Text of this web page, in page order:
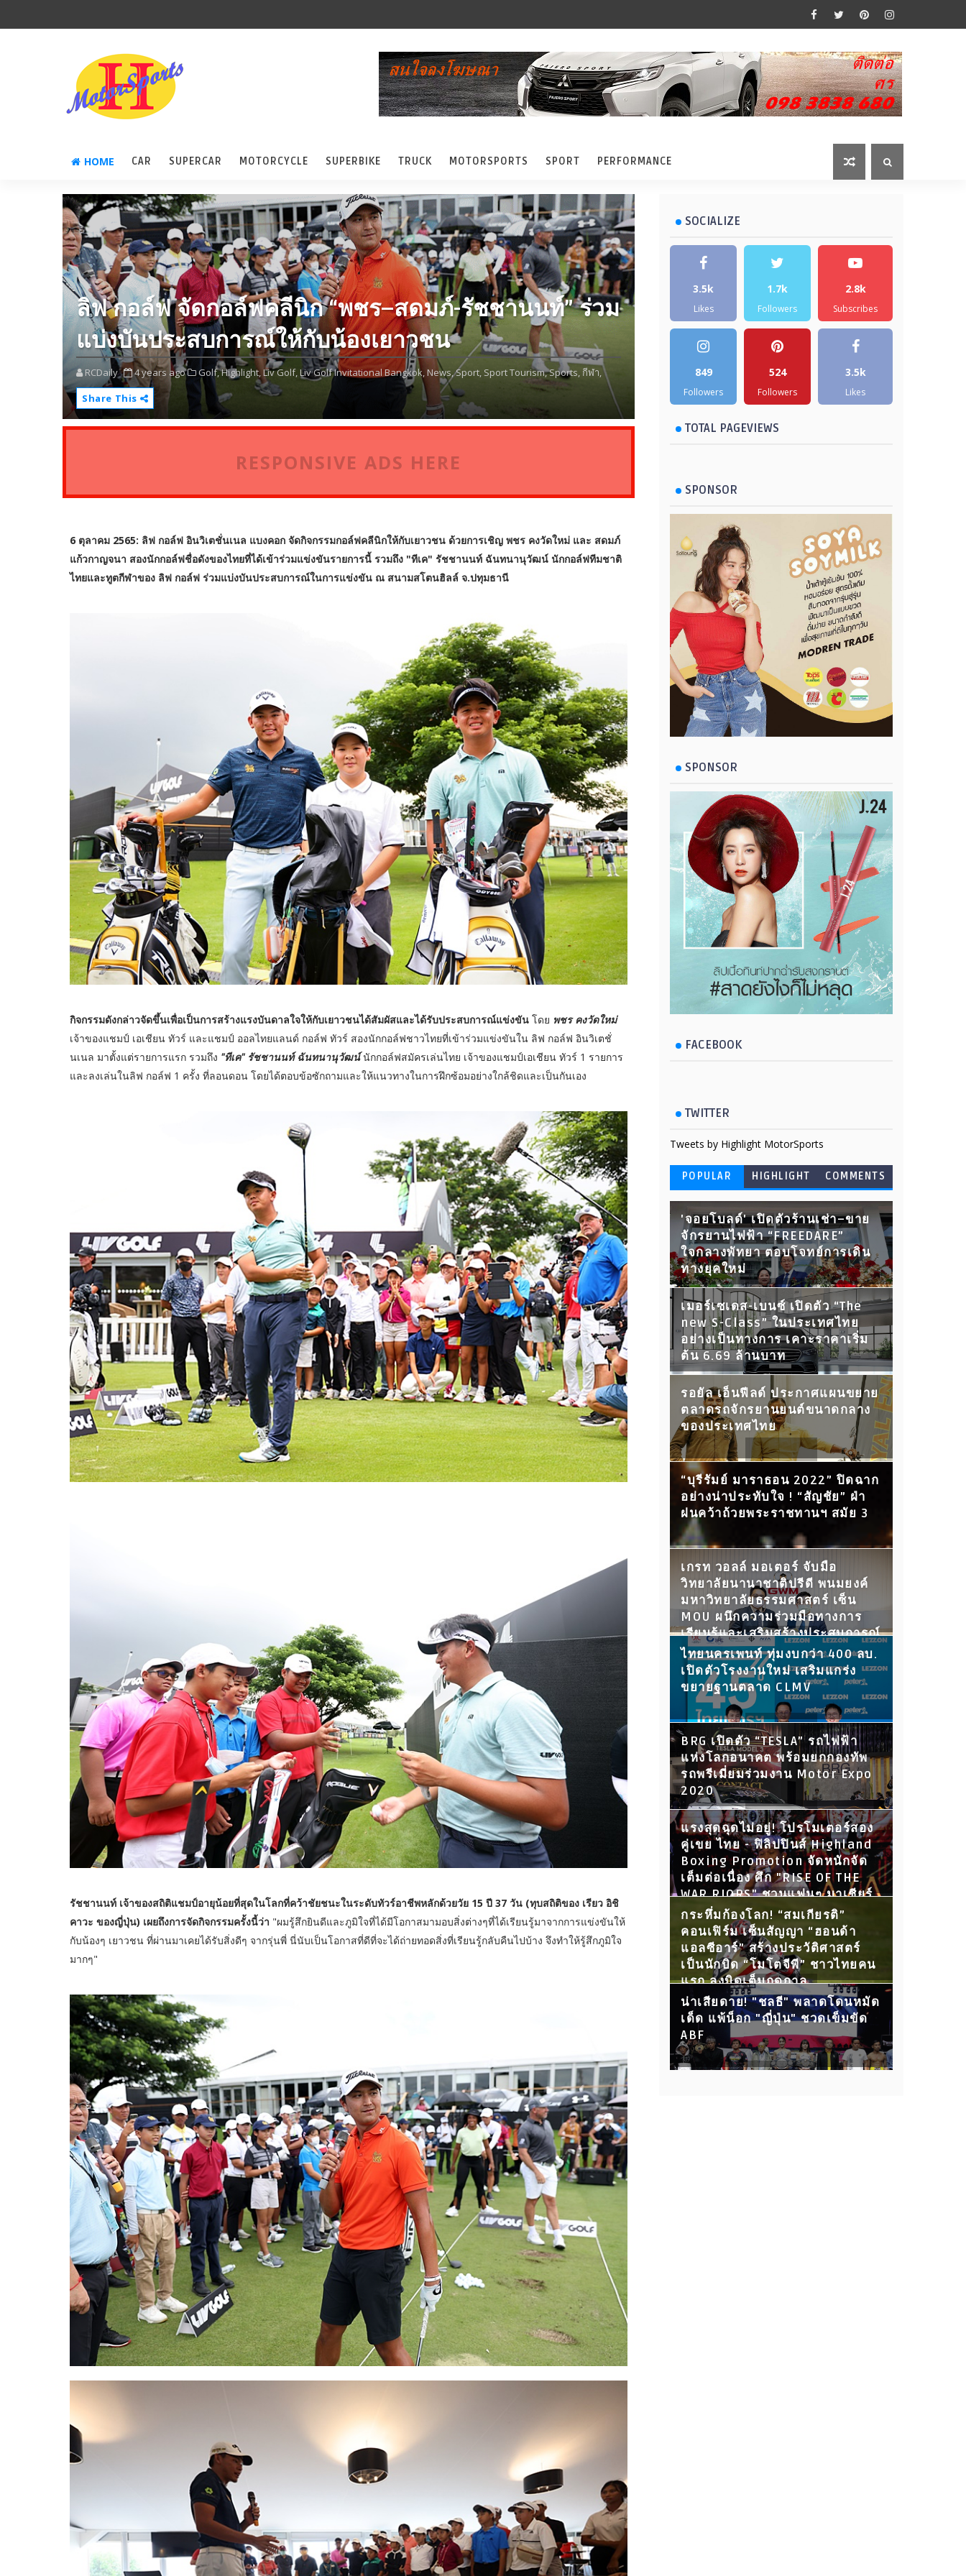
HOME CAR SUPERCAR MOTORCYCLE SUPERBIKE TRUCK MOTORSPORTS SPORT PERFORMANCE
ลิฟ กอล์ฟ จัดกอล์ฟคลีนิก “พชร–สดมภ์-รัชชานนท์” ร่วม
แบ่งบันประสบการณ์ให้กับน้องเยาวชน
RCDaily 4 years ago Golf,Highlight,Liv Golf,Liv Golf Invitational Bangkok,News,Sport, Sport Tourism,Sports, กีฬา,
Share This
RESPONSIVE ADS HERE
6 ตุลาคม 2565: ลิฟ กอล์ฟ อินวิเตชั่นเนล แบงคอก จัดกิจกรรมกอล์ฟคลีนิกให้กับเยาวชน ด้วยการเชิญ พชร คงวัดใหม่ และ สดมภ์
แก้วกาญจนา สองนักกอล์ฟชื่อดังของไทยที่ได้เข้าร่วมแข่งขันรายการนี้ รวมถึง "ทีเค" รัชชานนท์ ฉันทนานุวัฒน์ นักกอล์ฟทีมชาติ
ไทยและทูตกีฬาของ ลิฟ กอล์ฟ ร่วมแบ่งบันประสบการณ์ในการแข่งขัน ณ สนามสโตนฮิลล์ จ.ปทุมธานี
กิจกรรมดังกล่าวจัดขึ้นเพื่อเป็นการสร้างแรงบันดาลใจให้กับเยาวชนได้สัมผัสและได้รับประสบการณ์แข่งขัน โดย พชร คงวัดใหม่
เจ้าของแชมป์ เอเชียน ทัวร์ และแชมป์ ออลไทยแลนด์ กอล์ฟ ทัวร์ สองนักกอล์ฟชาวไทยที่เข้าร่วมแข่งขันใน ลิฟ กอล์ฟ อินวิเตชั่
นเนล มาตั้งแต่รายการแรก รวมถึง "ทีเค" รัชชานนท์ ฉันทนานุวัฒน์นักกอล์ฟสมัครเล่นไทย เจ้าของแชมป์เอเชียน ทัวร์ 1 รายการ
และลงเล่นในลิฟ กอล์ฟ 1 ครั้ง ที่ลอนดอน โดยได้ตอบข้อซักถามและให้แนวทางในการฝึกซ้อมอย่างใกล้ชิดและเป็นกันเอง
รัชชานนท์ เจ้าของสถิติแชมป์อายุน้อยที่สุดในโลกที่คว้าชัยชนะในระดับทัวร์อาชีพหลักด้วยวัย 15 ปี 37 วัน (ทุบสถิติของ เรียว อิชิ
คาวะ ของญี่ปุ่น) เผยถึงการจัดกิจกรรมครั้งนี้ว่า "ผมรู้สึกยินดีและภูมิใจที่ได้มีโอกาสมามอบสิ่งต่างๆที่ได้เรียนรู้มาจากการแข่งขันให้
กับน้องๆ เยาวชน ที่ผ่านมาเคยได้รับสิ่งดีๆ จากรุ่นพี่ นี่นับเป็นโอกาสที่ดีที่จะได้ถ่ายทอดสิ่งที่เรียนรู้กลับคืนไปบ้าง จึงทำให้รู้สึกภูมิใจ
มากๆ"
SOCIALIZE
3.5k
Likes
1.7k
Followers
2.8k
Subscribes
849
Followers
524
Followers
3.5k
Likes
TOTAL PAGEVIEWS
SPONSOR
SPONSOR
FACEBOOK
TWITTER
Tweets by Highlight MotorSports
POPULAR HIGHLIGHT COMMENTS
'จอยโบลด์' เปิดตัวร้านเช่า–ขาย
จักรยานไฟฟ้า “FREEDARE”
ใจกลางพัทยา ตอบโจทย์การเดิน
ทางยุคใหม่
เมอร์เซเดส-เบนซ์ เปิดตัว “The
new S-Class” ในประเทศไทย
อย่างเป็นทางการ เคาะราคาเริ่ม
ต้น 6.69 ล้านบาท
รอยัล เอ็นฟีลด์ ประกาศแผนขยาย
ตลาดรถจักรยานยนต์ขนาดกลาง
ของประเทศไทย
“บุรีรัมย์ มาราธอน 2022” ปิดฉาก
อย่างน่าประทับใจ ! “สัญชัย” ฝ่า
ฝนคว้าถ้วยพระราชทานฯ สมัย 3
เกรท วอลล์ มอเตอร์ จับมือ
วิทยาลัยนานาชาติปรีดี พนมยงค์
มหาวิทยาลัยธรรมศาสตร์ เซ็น
MOU ผนึกความร่วมมือทางการ
เรียนรู้และเสริมสร้างประสบการณ์
ให้นักศึกษา พร้อมเปิดประตูสู่โลก
การทำงานในอนาคต
ไทยนครเพนท์ ทุ่มงบกว่า 400 ลบ.
เปิดตัวโรงงานใหม่ เสริมแกร่ง
ขยายฐานตลาด CLMV
BRG เปิดตัว “TESLA” รถไฟฟ้า
แห่งโลกอนาคต พร้อมยกกองทัพ
รถพรีเมี่ยมร่วมงาน Motor Expo
2020
แรงสุดฉุดไม่อยู่! โปรโมเตอร์สอง
คู่เขย ไทย - ฟิลิปปินส์ Highland
Boxing Promotion จัดหนักจัด
เต็มต่อเนื่อง ศึก "RISE OF THE
WAR RIORS" ชวนแฟนๆ มาเชียร์
กับ 15 คู่ขุนพลนักสู้ ห้ามพลาด!
กระหึ่มก้องโลก! “สมเกียรติ”
คอนเฟิร์ม เซ็นสัญญา “ฮอนด้า
แอลซีอาร์” สร้างประวัติศาสตร์
เป็นนักบิด “โมโตจีพี” ชาวไทยคน
แรก ลงบิดเต็มฤดูกาล
น่าเสียดาย! "ชลธี" พลาดโดนหมัด
เด็ด แพ้น็อก "ญี่ปุ่น" ชวดเข็มขัด
ABF